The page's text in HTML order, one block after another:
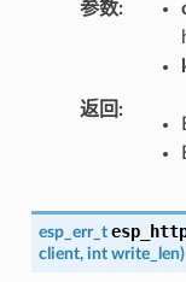
参数
返回
esp_err_t
client, int write_len)